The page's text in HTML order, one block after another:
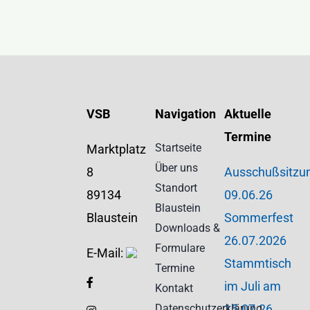
VSB
Marktplatz
8
89134
Blaustein
E-Mail:
Navigation
Startseite
Über uns
Standort
Blaustein
Downloads &
Formulare
Termine
Kontakt
Aktuelle
Termine
09.06.26
Sommerfest
26.07.2026
Stammtisch
im Juli am